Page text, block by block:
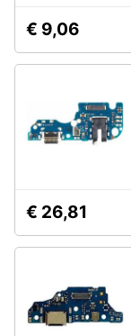
€ 9,06
€ 26,81